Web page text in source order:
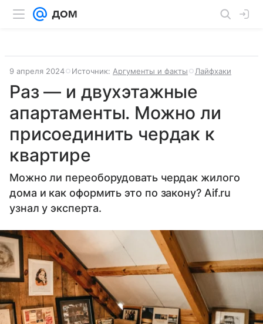
9 апреля 2024 Источник: Аргументы и факты Лайфхаки
Раз — и двухэтажные
апартаменты. Можно ли
присоединить чердак к
квартире
Можно ли переоборудовать чердак жилого
дома и как оформить это по закону? Aif.ru
узнал у эксперта.